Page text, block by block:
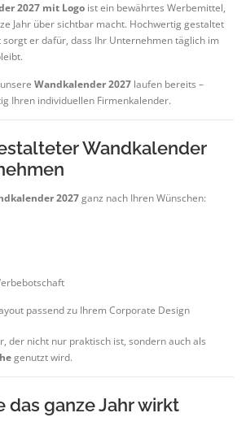
2027 mit Logo ist ein bewährtes Werbemittel,
Jahr über sichtbar macht. Hochwertig gestaltet
er dafür, dass Ihr Unternehmen täglich im
Wandkalender 2027 laufen bereits –
Ihren individuellen Firmenkalender.
Wandkalender
2027ganz nach Ihren Wünschen:
passend zu Ihrem Corporate Design
der nicht nur praktisch ist, sondern auch als
genutzt wird.
das ganze Jahr wirkt